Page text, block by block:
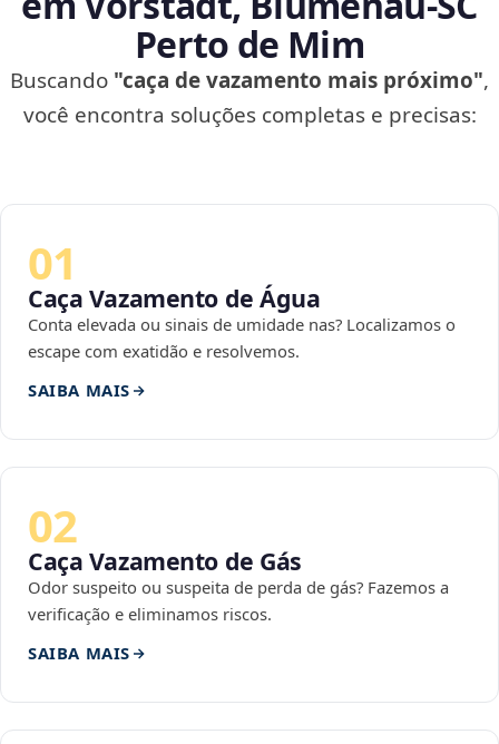
Perto de Mim
Buscando "caça de vazamento mais próximo",
você encontra soluções completas e precisas:
01
Caça Vazamento de Água
Conta elevada ou sinais de umidade nas? Localizamos o
escape com exatidão e resolvemos.
SAIBA MAIS
02
Caça Vazamento de Gás
Odor suspeito ou suspeita de perda de gás? Fazemos a
verificação e eliminamos riscos.
SAIBA MAIS